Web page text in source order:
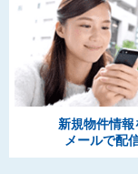
新規物件情報
メールで配